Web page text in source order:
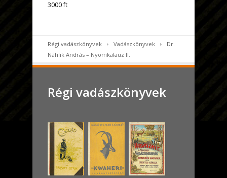
3000 ft
Régi vadászkönyvek Vadászkönyvek
Dr.
Náhlik András – Nyomkalauz II.
Régi vadászkönyvek